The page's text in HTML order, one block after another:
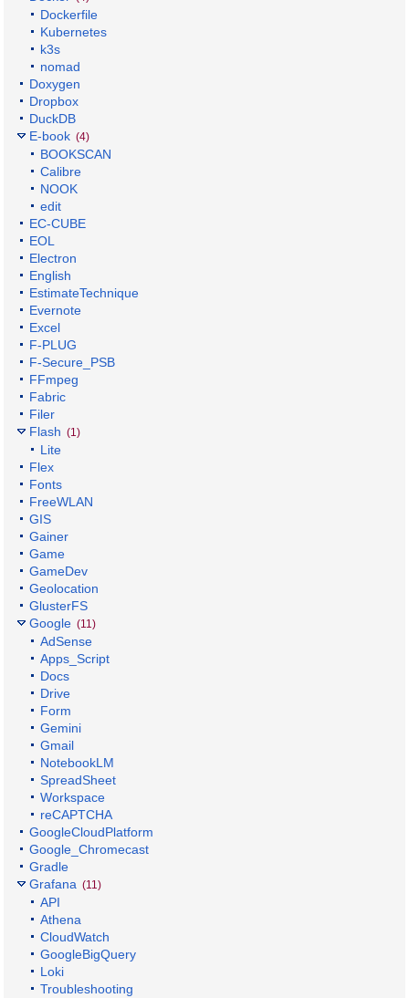
Dockerfile
Kubernetes
k3s
nomad
Doxygen
Dropbox
DuckDB
E-book (4)
BOOKSCAN
Calibre
NOOK
edit
EC-CUBE
EOL
Electron
English
EstimateTechnique
Evernote
Excel
F-PLUG
F-Secure_PSB
FFmpeg
Fabric
Filer
Flash (1)
Lite
Flex
Fonts
FreeWLAN
GIS
Gainer
Game
GameDev
Geolocation
GlusterFS
Google (11)
AdSense
Apps_Script
Docs
Drive
Form
Gemini
Gmail
NotebookLM
SpreadSheet
Workspace
reCAPTCHA
GoogleCloudPlatform
Google_Chromecast
Gradle
Grafana (11)
API
Athena
CloudWatch
GoogleBigQuery
Loki
Troubleshooting